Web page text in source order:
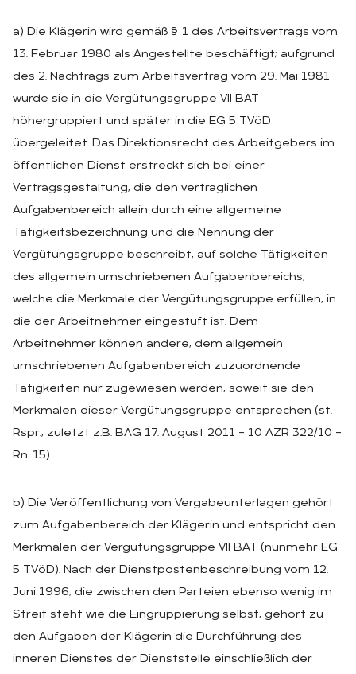
a) Die Klägerin wird gemäß § 1 des Arbeitsvertrags vom
13. Februar 1980 als Angestellte beschäftigt; aufgrund
des 2. Nachtrags zum Arbeitsvertrag vom 29. Mai 1981
wurde sie in die Vergütungsgruppe VII BAT
höhergruppiert und später in die EG 5 TVöD
übergeleitet. Das Direktionsrecht des Arbeitgebers im
öffentlichen Dienst erstreckt sich bei einer
Vertragsgestaltung, die den vertraglichen
Aufgabenbereich allein durch eine allgemeine
Tätigkeitsbezeichnung und die Nennung der
Vergütungsgruppe beschreibt, auf solche Tätigkeiten
des allgemein umschriebenen Aufgabenbereichs,
welche die Merkmale der Vergütungsgruppe erfüllen, in
die der Arbeitnehmer eingestuft ist. Dem
Arbeitnehmer können andere, dem allgemein
umschriebenen Aufgabenbereich zuzuordnende
Tätigkeiten nur zugewiesen werden, soweit sie den
Merkmalen dieser Vergütungsgruppe entsprechen (st.
Rspr., zuletzt z.B. BAG 17. August 2011 – 10 AZR 322/10 –
Rn. 15).
b) Die Veröffentlichung von Vergabeunterlagen gehört
zum Aufgabenbereich der Klägerin und entspricht den
Merkmalen der Vergütungsgruppe VII BAT (nunmehr EG
5 TVöD). Nach der Dienstpostenbeschreibung vom 12.
Juni 1996, die zwischen den Parteien ebenso wenig im
Streit steht wie die Eingruppierung selbst, gehört zu
den Aufgaben der Klägerin die Durchführung des
inneren Dienstes der Dienststelle einschließlich der